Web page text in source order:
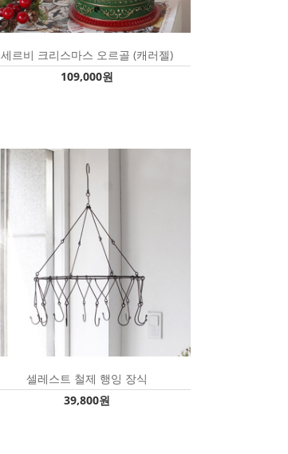
세르비 크리스마스 오르골 (캐러젤)
109,000원
셀레스트 철제 행잉 장식
39,800원